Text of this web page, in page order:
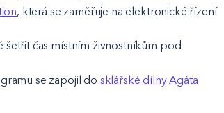
, která se zaměřuje na elektronické řízení
šetřit čas místním živnostníkům pod
se zapojil do sklářské dílny Agáta